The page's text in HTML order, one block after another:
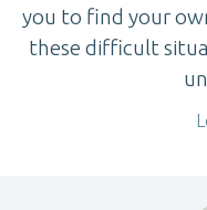
you to find your
these difficult